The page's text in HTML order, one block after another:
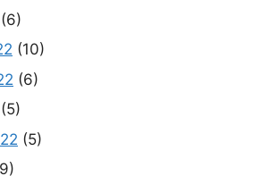
(6)
(10)
(6)
(5)
(5)